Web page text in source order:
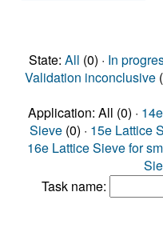
State: All (0) · In
Validation inconclusive
Application: All (0) ·
Sieve (0) · 15e Lattice
16e Lattice Sieve for
Task name: